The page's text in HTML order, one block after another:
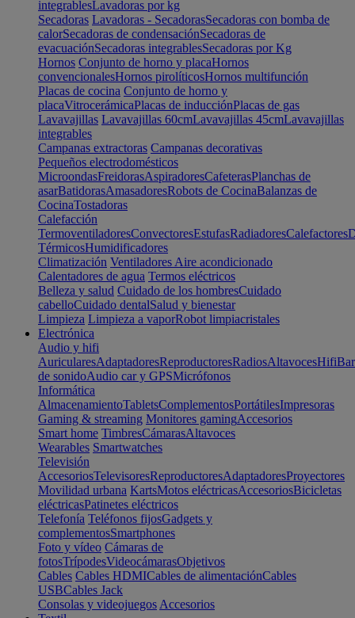
integrablesLavadoras por kg
Secadoras Lavadoras - SecadorasSecadoras con bomba de
calorSecadoras de condensaciónSecadoras de
evacuaciónSecadoras integrablesSecadoras por Kg
Hornos Conjunto de horno y placaHornos
convencionalesHornos pirolíticosHornos multifunción
Placas de cocina Conjunto de horno y
placaVitrocerámicaPlacas de inducciónPlacas de gas
Lavavajillas Lavavajillas 60cmLavavajillas 45cmLavavajillas
integrables
Campanas extractoras Campanas decorativas
Pequeños electrodomésticos
MicroondasFreidorasAspiradoresCafeterasPlanchas de
asarBatidorasAmasadoresRobots de CocinaBalanzas de
CocinaTostadoras
Calefacción
TermoventiladoresConvectoresEstufasRadiadoresCalefactores
TérmicosHumidificadores
Climatización Ventiladores Aire acondicionado
Calentadores de agua Termos eléctricos
Belleza y salud Cuidado de los hombresCuidado
cabelloCuidado dentalSalud y bienestar
Limpieza Limpieza a vaporRobot limpiacristales
Electrónica
Audio y hifi
AuricularesAdaptadoresReproductoresRadiosAltavocesHifi
de sonidoAudio car y GPSMicrófonos
Informática
AlmacenamientoTabletsComplementosPortátilesImpresoras
Gaming & streaming Monitores gamingAccesorios
Smart home TimbresCámarasAltavoces
Wearables Smartwatches
Televisión
AccesoriosTelevisoresReproductoresAdaptadoresProyectores
Movilidad urbana KartsMotos eléctricasAccesoriosBicicletas
eléctricasPatinetes eléctricos
Telefonía Teléfonos fijosGadgets y
complementosSmartphones
Foto y vídeo Cámaras de
fotosTrípodesVideocámarasObjetivos
Cables Cables HDMICables de alimentaciónCables
USBCables Jack
Consolas y videojuegos Accesorios